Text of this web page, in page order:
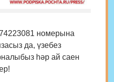
номерына
да, үзебез
һәр ай саен